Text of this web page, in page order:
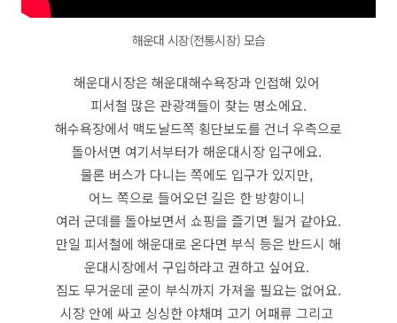
해운대 시장(전통시장) 모습
해운대시장은 해운대해수욕장과 인접해 있어
피서철 많은 관광객들이 찾는 명소에요.
해수욕장에서 맥도날드쪽 횡단보도를 건너 우측으로
돌아서면 여기서부터가 해운대시장 입구에요.
물론 버스가 다니는 쪽에도 입구가 있지만,
어느 쪽으로 들어오던 길은 한 방향이니
여러 군데를 돌아보면서 쇼핑을 즐기면 될거 같아요.
만일 피서철에 해운대로 온다면 부식 등은 반드시 해
운대시장에서 구입하라고 권하고 싶어요.
짐도 무거운데 굳이 부식까지 가져올 필요는 없어요.
시장 안에 싸고 싱싱한 야채며 고기 어패류 그리고